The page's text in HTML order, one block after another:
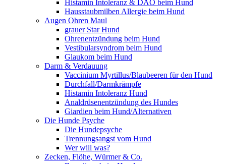
Histamin Intoleranz & DAO beim Hund
Hausstaubmilben Allergie beim Hund
Augen Ohren Maul
grauer Star Hund
Ohrenentzündung beim Hund
Vestibularsyndrom beim Hund
Glaukom beim Hund
Darm & Verdauung
Vaccinium Myrtillus/Blaubeeren für den Hund
Durchfall/Darmkrämpfe
Histamin Intoleranz Hund
Analdrüsenentzündung des Hundes
Giardien beim Hund/Alternativen
Die Hunde Psyche
Die Hundepsyche
Trennungsangst vom Hund
Wer will was?
Zecken, Flöhe, Würmer & Co.